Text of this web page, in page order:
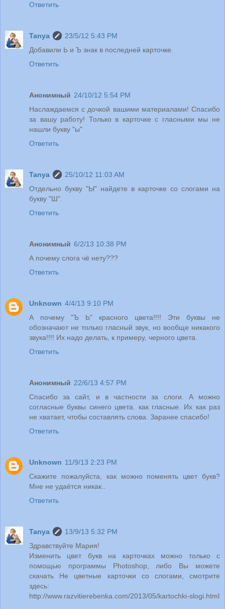
Ответить
Tanya
23/5/12 5:43 PM
Добавили Ь и Ъ знак в последней карточке.
Ответить
Анонимный 24/10/12 5:54 PM
Наслаждаемся с дочкой вашими материалами! Спасибо
за вашу работу! Только в карточке с гласными мы не
нашли букву "ы"
Ответить
Tanya
25/10/12 11:03 AM
Отдельно букву "Ы" найдете в карточке со слогами на
букву "Ш".
Ответить
Анонимный 6/2/13 10:38 PM
А почему слога чё нету???
Ответить
Unknown 4/4/13 9:10 PM
А почему "Ъ Ь" красного цвета!!!! Эти буквы не
обозначают не только гласный звук, но вообще никакого
звука!!!! Их надо делать, к примеру, черного цвета.
Ответить
Анонимный 22/6/13 4:57 PM
Спасибо за сайт, и в частности за слоги. А можно
согласные буквы синего цвета. как гласные. Их как раз
не хватает, чтобы составлять слова. Заранее спасибо!
Ответить
Unknown 11/9/13 2:23 PM
Скажите пожалуйста, как можно поменять цвет букв?
Мне не удаётся никак..
Ответить
Tanya
13/9/13 5:32 PM
Здравствуйте Мария!
Изменить цвет букв на карточках можно только с
помощью программы Photoshop, либо Вы можете
скачать Не цветные карточки со слогами, смотрите
здесь:
http://www.razvitierebenka.com/2013/05/kartochki-slogi.html